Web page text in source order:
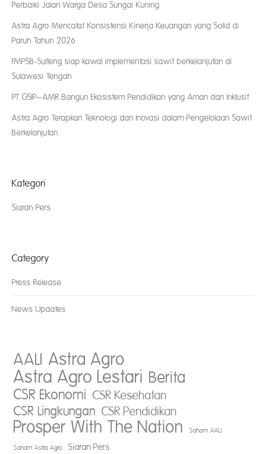
Perbaiki Jalan Warga Desa Sungai Kuning
Astra Agro Mencatat Konsistensi Kinerja Keuangan yang Solid di
Paruh Tahun 2026
FMPSB-Sulteng siap kawal implementasi sawit berkelanjutan di
Sulawesi Tengah
PT GSIP–AMR Bangun Ekosistem Pendidikan yang Aman dan Inklusif
Astra Agro Terapkan Teknologi dan Inovasi dalam Pengelolaan Sawit
Berkelanjutan
Kategori
Siaran Pers
Category
Press Release
News Updates
AALI Astra Agro
Astra Agro Lestari Berita
CSR Ekonomi CSR Kesehatan
CSR Lingkungan CSR Pendidikan
Prosper With The Nation Saham AALI
Saham Astra Agro Siaran Pers